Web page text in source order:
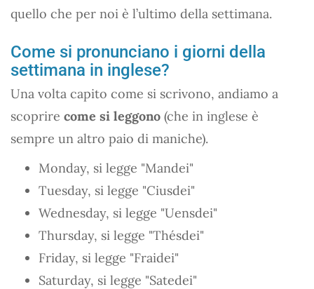
quello che per noi è l’ultimo della settimana.
Come si pronunciano i giorni della
settimana in inglese?
Una volta capito come si scrivono, andiamo a
scoprire come si leggono (che in inglese è
sempre un altro paio di maniche).
Monday, si legge "Mandei"
Tuesday, si legge "Ciusdei"
Wednesday, si legge "Uensdei"
Thursday, si legge "Thésdei"
Friday, si legge "Fraidei"
Saturday, si legge "Satedei"